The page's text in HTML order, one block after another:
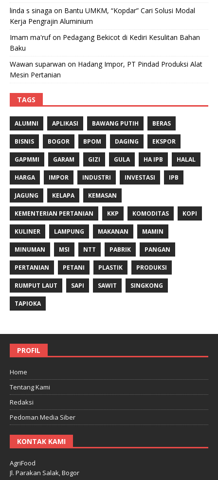
linda s sinaga on Bantu UMKM, “Kopdar” Cari Solusi Modal
Kerja Pengrajin Aluminium
Imam ma'rufon Pedagang Bekicot di Kediri Kesulitan Bahan
Baku
Wawan suparwan on Hadang Impor, PT Pindad Produksi Alat
Mesin Pertanian
TAGS
ALUMNI APLIKASI BAWANG PUTIH BERAS
BISNIS BOGOR BPOM DAGING EKSPOR
GAPMMI GARAM GIZI GULA HA IPB HALAL
HARGA IMPOR INDUSTRI INVESTASI IPB
JAGUNG KELAPA KEMASAN
KEMENTERIAN PERTANIAN KKP KOMODITAS KOPI
KULINER LAMPUNG MAKANAN MAMIN
MINUMAN MSI NTT PABRIK PANGAN
PERTANIAN PETANI PLASTIK PRODUKSI
RUMPUT LAUT SAPI SAWIT SINGKONG
TAPIOKA
PROFIL
Home
Tentang Kami
Redaksi
Pedoman Media Siber
KONTAK KAMI
AgriFood
Jl. Parakan Salak, Bogor